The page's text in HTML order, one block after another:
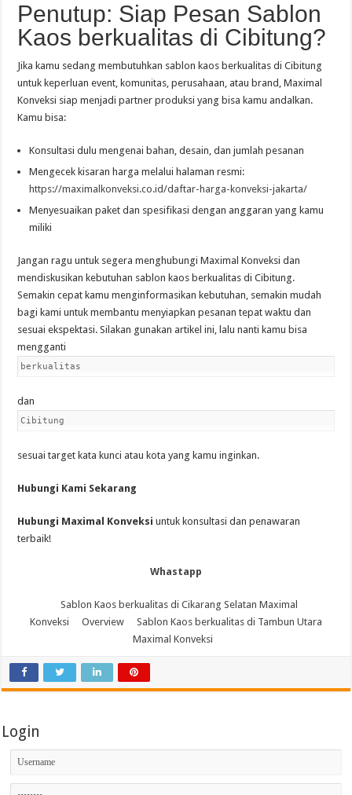
Penutup: Siap Pesan Sablon
Kaos berkualitas di Cibitung?
Jika kamu sedang membutuhkan sablon kaos berkualitas di Cibitung
untuk keperluan event, komunitas, perusahaan, atau brand, Maximal
Konveksi siap menjadi partner produksi yang bisa kamu andalkan.
Kamu bisa:
Konsultasi dulu mengenai bahan, desain, dan jumlah pesanan
Mengecek kisaran harga melalui halaman resmi:
https://maximalkonveksi.co.id/daftar-harga-konveksi-jakarta/
Menyesuaikan paket dan spesifikasi dengan anggaran yang kamu
miliki
Jangan ragu untuk segera menghubungi Maximal Konveksi dan
mendiskusikan kebutuhan sablon kaos berkualitas di Cibitung.
Semakin cepat kamu menginformasikan kebutuhan, semakin mudah
bagi kami untuk membantu menyiapkan pesanan tepat waktu dan
sesuai ekspektasi. Silakan gunakan artikel ini, lalu nanti kamu bisa
mengganti
berkualitas
dan
Cibitung
sesuai target kata kunci atau kota yang kamu inginkan.
Hubungi Kami Sekarang
Hubungi Maximal Konveksi untuk konsultasi dan penawaran
terbaik!
Whastapp
Sablon Kaos berkualitas di Cikarang Selatan Maximal
Konveksi
Overview
Sablon Kaos berkualitas di Tambun Utara
Maximal Konveksi
Login